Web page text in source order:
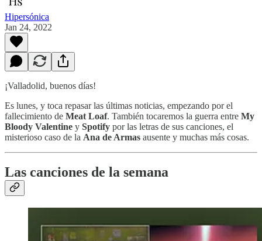
Hipersónica
Jan 24, 2022
¡Valladolid, buenos días!
Es lunes, y toca repasar las últimas noticias, empezando por el
fallecimiento de Meat Loaf. También tocaremos la guerra entre My
Bloody Valentine y Spotify por las letras de sus canciones, el
misterioso caso de la Ana de Armas ausente y muchas más cosas.
Las canciones de la semana